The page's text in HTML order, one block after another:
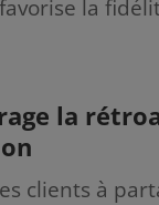
la
la
clients à